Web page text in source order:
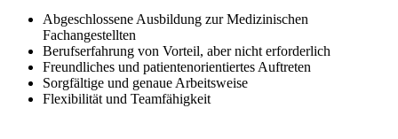
Abgeschlossene Ausbildung zur Medizinischen
Fachangestellten
Berufserfahrung von Vorteil, aber nicht erforderlich
Freundliches und patientenorientiertes Auftreten
Sorgfältige und genaue Arbeitsweise
Flexibilität und Teamfähigkeit